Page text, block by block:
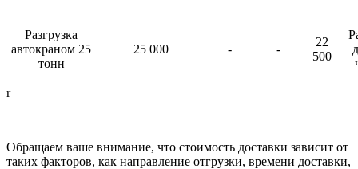
Разгрузка
автокраном 25
тонн
25 000 - -
22
500
r
Обращаем ваше внимание, что стоимость доставки зависит от
таких факторов, как направление отгрузки, времени доставки,